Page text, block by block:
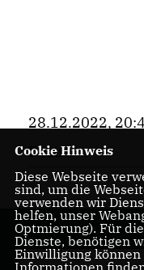
28.12.2022,
Bezirk
Cookie Hinweis
Diese Webseite
sind, um die
verwenden wir
helfen, unser
Optmierung). Für
Dienste, benötigen
Einwilligung
Informationen